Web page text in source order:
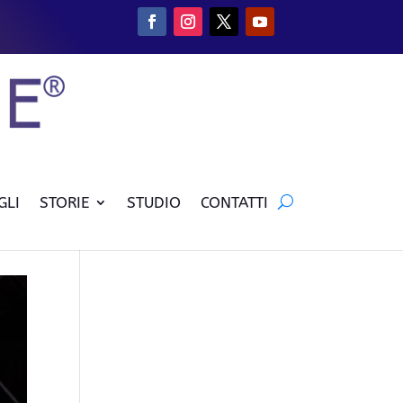
STORIE STUDIO CONTATTI